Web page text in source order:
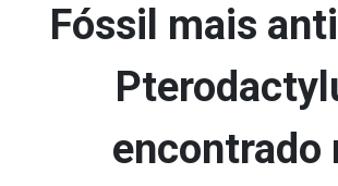
Fóssil mais
encontrado